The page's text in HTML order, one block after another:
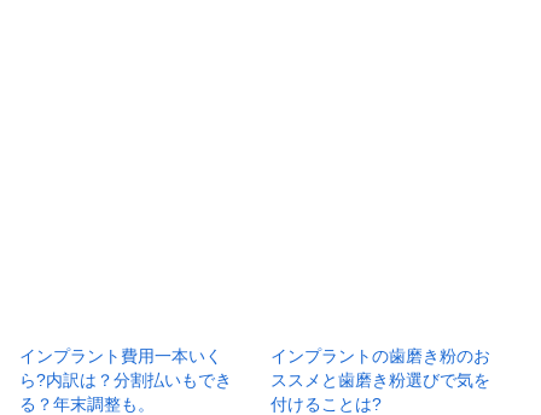
インプラント費用一本いく
ら?内訳は？分割払いもでき
る？年末調整も。
インプラントの歯磨き粉のお
ススメと歯磨き粉選びで気を
付けることは?